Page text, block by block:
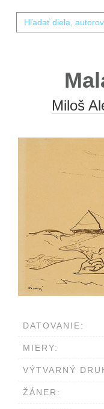
Miloš
DATOVANIE:
MIERY:
VÝTVARNÝ
ŽÁNER: